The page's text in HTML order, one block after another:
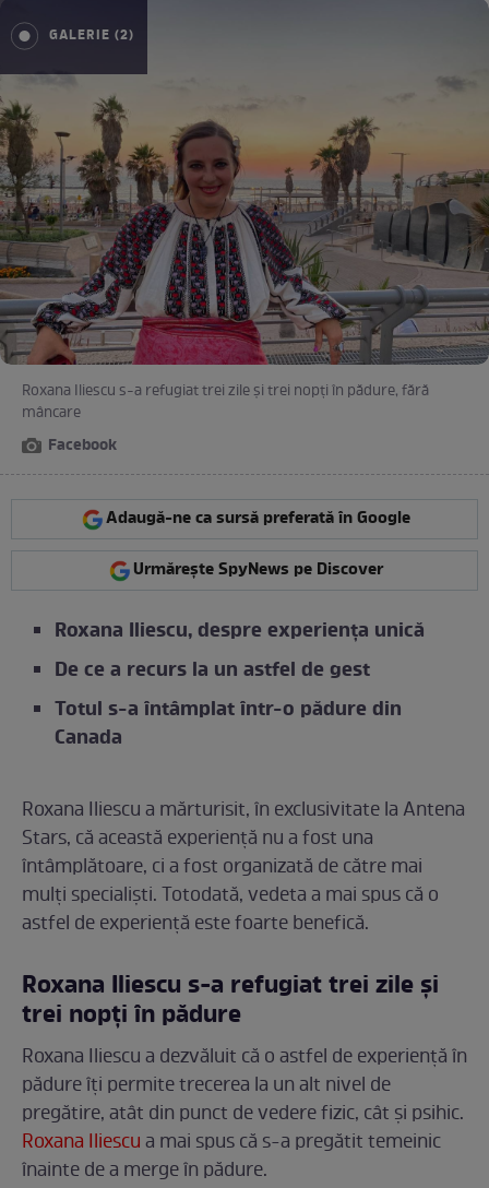
GALERIE (2)
Roxana Iliescu s-a refugiat trei zile și trei nopți în pădure, fără
mâncare
Facebook
Adaugă-ne ca sursă preferată în Google
Urmărește SpyNews pe Discover
Roxana Iliescu, despre experiența unică
De ce a recurs la un astfel de gest
Totul s-a întâmplat într-o pădure din
Canada
Roxana Iliescu a mărturisit, în exclusivitate la Antena
Stars, că această experiență nu a fost una
întâmplătoare, ci a fost organizată de către mai
mulți specialiști. Totodată, vedeta a mai spus că o
astfel de experiență este foarte benefică.
Roxana Iliescu s-a refugiat trei zile și
trei nopți în pădure
Roxana Iliescu a dezvăluit că o astfel de experiență în
pădure îți permite trecerea la un alt nivel de
pregătire, atât din punct de vedere fizic, cât și psihic.
Roxana Iliescua mai spus că s-a pregătit temeinic
înainte de a merge în pădure.